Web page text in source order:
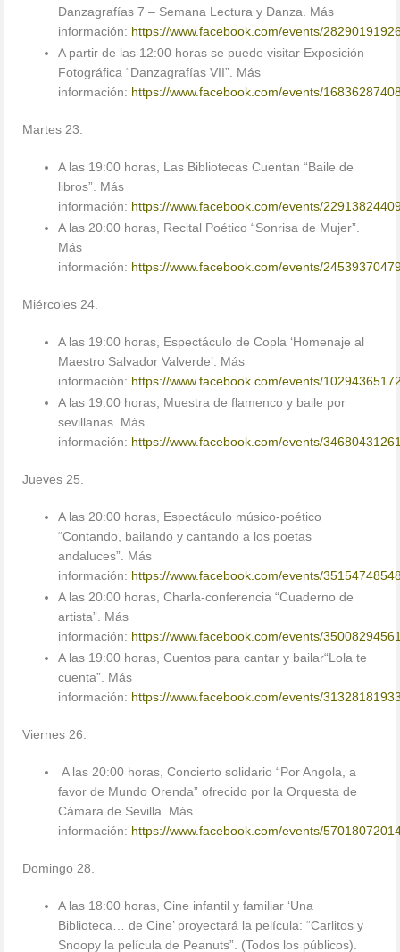
Danzagrafías 7 – Semana Lectura y Danza. Más
información: https://www.facebook.com/events/
A partir de las 12:00 horas se puede visitar Exposición
Fotográfica “Danzagrafías VII”. Más
información: https://www.facebook.com/events/
Martes 23.
A las 19:00 horas, Las Bibliotecas Cuentan “Baile de
libros”. Más
información: https://www.facebook.com/events/
A las 20:00 horas, Recital Poético “Sonrisa de Mujer”.
Más
información: https://www.facebook.com/events/
Miércoles 24.
A las 19:00 horas, Espectáculo de Copla ‘Homenaje al
Maestro Salvador Valverde’. Más
información: https://www.facebook.com/events/
A las 19:00 horas, Muestra de flamenco y baile por
sevillanas. Más
información: https://www.facebook.com/events/
Jueves 25.
A las 20:00 horas, Espectáculo músico-poético
“Contando, bailando y cantando a los poetas
andaluces”. Más
información: https://www.facebook.com/events/
A las 20:00 horas, Charla-conferencia “Cuaderno de
artista”. Más
información: https://www.facebook.com/events/
A las 19:00 horas, Cuentos para cantar y bailar“Lola te
cuenta”. Más
información: https://www.facebook.com/events/
Viernes 26.
A las 20:00 horas, Concierto solidario “Por Angola, a
favor de Mundo Orenda” ofrecido por la Orquesta de
Cámara de Sevilla. Más
información: https://www.facebook.com/events/
Domingo 28.
A las 18:00 horas, Cine infantil y familiar ‘Una
Biblioteca… de Cine’ proyectará la película: “Carlitos y
Snoopy la película de Peanuts”. (Todos los públicos).